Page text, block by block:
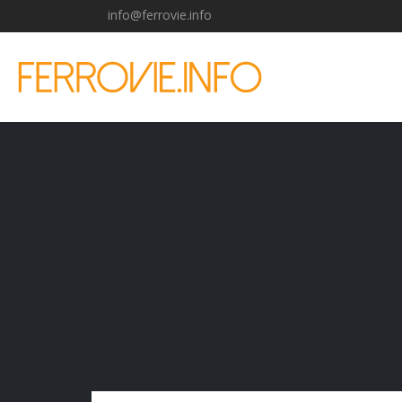
info@ferrovie.info